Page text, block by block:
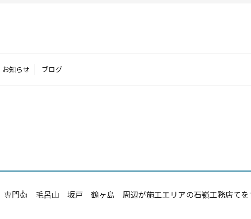
お知らせ ブログ
専門👍 毛呂山 坂戸 鶴ヶ島 周辺が施工エリアの石嶺工務店て